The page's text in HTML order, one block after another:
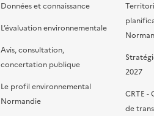
Données et connaissance
L’évaluation environnementale
Avis, consultation,
concertation publique
Le profil environnemental
Normandie
2027
CRTE -
de